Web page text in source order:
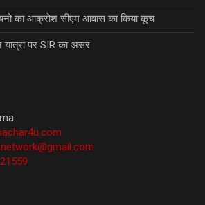
का आक्रोश सीएम आवास का किया कूच
यात्रा पर SIR का असर